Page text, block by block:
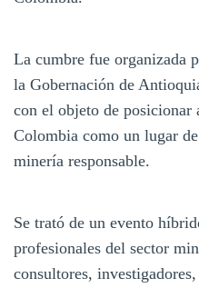
La cumbre fue organizada
la Gobernación de
con el objeto de posicionar
Colombia como un lugar
minería responsable.
Se trató de un evento
profesionales del sector
consultores,